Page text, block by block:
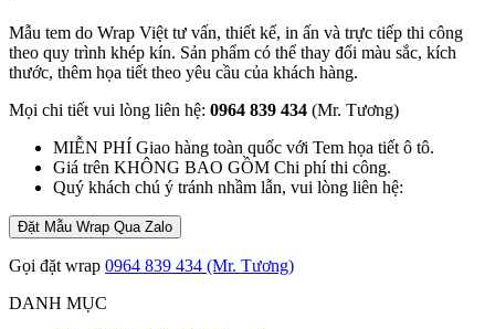
Mẫu tem do Wrap Việt tư vấn, thiết kế, in ấn và trực tiếp thi công
theo quy trình khép kín. Sản phẩm có thể thay đổi màu sắc, kích
thước, thêm họa tiết theo yêu cầu của khách hàng.
Mọi chi tiết vui lòng liên hệ: 0964 839 434 (Mr. Tương)
MIỄN PHÍ Giao hàng toàn quốc với Tem họa tiết ô tô.
Giá trên KHÔNG BAO GỒM Chi phí thi công.
Quý khách chú ý tránh nhầm lẫn, vui lòng liên hệ:
Đặt Mẫu Wrap Qua Zalo
Gọi đặt wrap 0964 839 434 (Mr. Tương)
DANH MỤC